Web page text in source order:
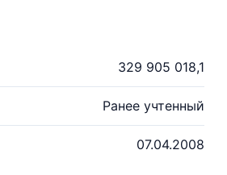
329 905 018,1
Ранее учтенный
07.04.2008